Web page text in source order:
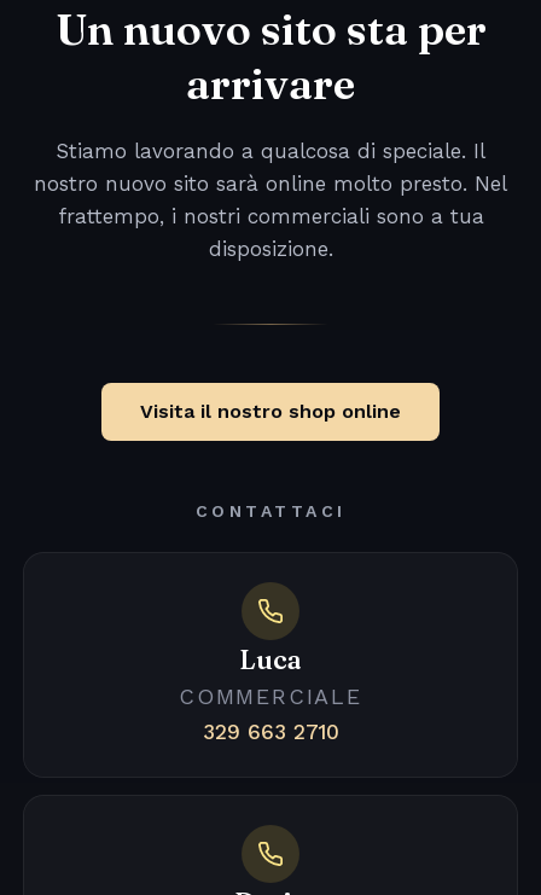
Un nuovo sito sta per
arrivare
Stiamo lavorando a qualcosa di speciale. Il
nostro nuovo sito sarà online molto presto. Nel
frattempo, i nostri commerciali sono a tua
disposizione.
Visita il nostro shop online
CONTATTACI
Luca
COMMERCIALE
329 663 2710